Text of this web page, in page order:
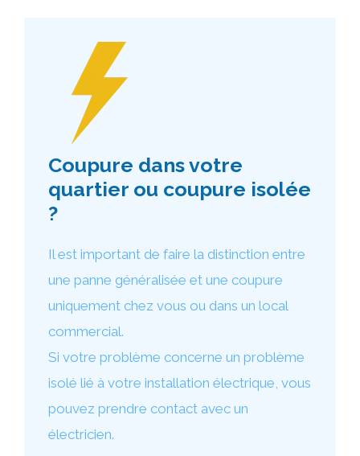
Coupure dans votre
quartier ou coupure isolée
?
Il est important de faire la distinction entre
une panne généralisée et une coupure
uniquement chez vous ou dans un local
commercial.
Si votre problème concerne un problème
isolé lié à votre installation électrique, vous
pouvez prendre contact avec un
électricien.